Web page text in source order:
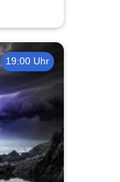
19:00 Uhr